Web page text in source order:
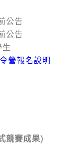
公告
公告
營報名說明
競賽成果)